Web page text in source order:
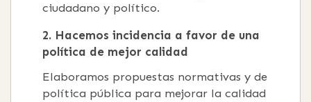
ciudadano y político.
2. Hacemos incidencia a favor de una
política de mejor calidad
Elaboramos propuestas normativas y de
política pública para mejorar la calidad